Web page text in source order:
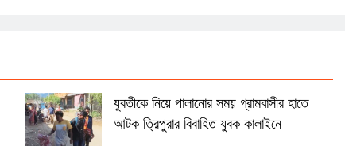
যুবতীকে নিয়ে পালানোর সময় গ্রামবাসীর হাতে
আটক ত্রিপুরার বিবাহিত যুবক কালাইনে